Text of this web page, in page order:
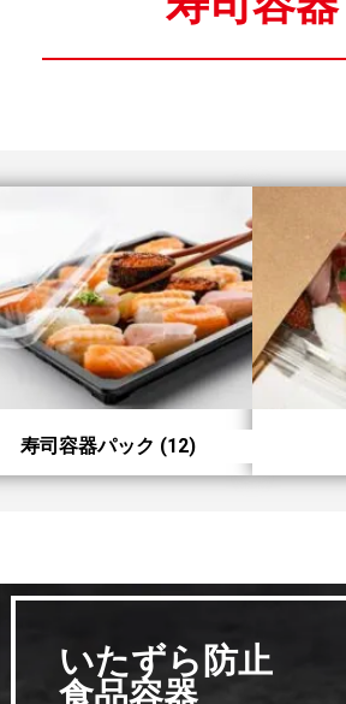
寿司容器パック (12)
いたずら防止
食品容器